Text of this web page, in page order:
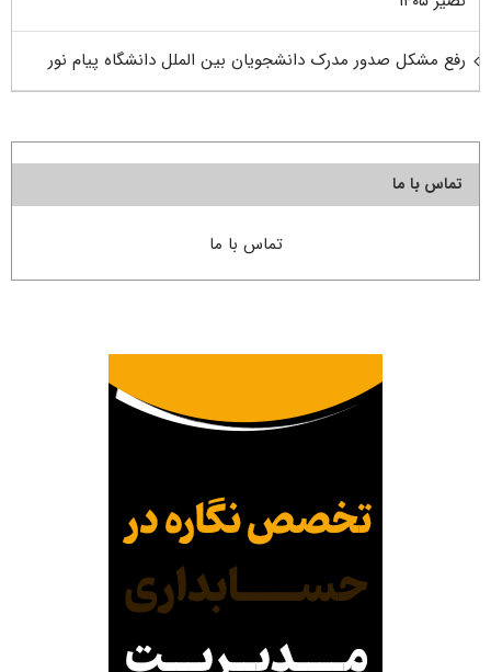
رفع مشکل صدور مدرک دانشجویان بین الملل دانشگاه پیام نور
تماس با ما
تماس با ما